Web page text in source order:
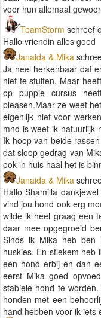
voor hun allemaal
TeamStorm schreef
Hallo vriendin alles goed
Janaida & Mika
Ja heel herkenbaar dat
niet te stuiten. Maar
op puppie cursus
pleasen.Maar ze weet
eigenlijk niet voor
mnd is weet ik natuurlijk
Ik hoop van beide
dat sloop gedrag van
ook in huis haal het is
Janaida & Mika
Hallo Shamilla
vind jou hond ook erg
wilde ik heel graag een
daar mee opgegroeid
Sinds ik Mika heb ben
huskies. En stiekem heb
een hond erbij en dan
eerst Mika goed
stabiele hond te
honden met een
hand hebben voor ik iets